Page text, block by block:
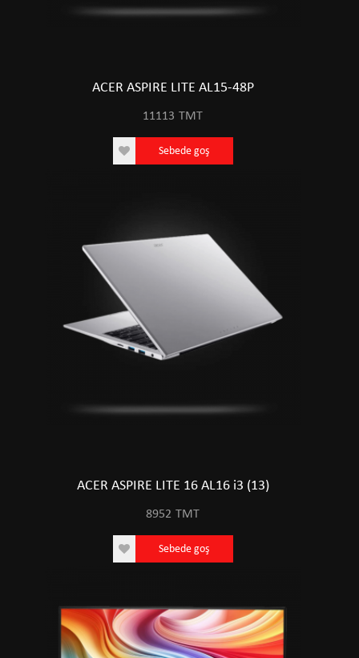
ACER ASPIRE LITE AL15-48P
11113 TMT
Sebede goş
ACER ASPIRE LITE 16 AL16 i3 (13)
8952 TMT
Sebede goş